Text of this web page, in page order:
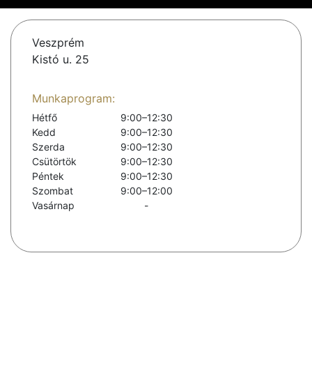
Veszprém
Kistó u. 25
Munkaprogram:
Hétfő
9:00–12:30
Kedd
9:00–12:30
Szerda
9:00–12:30
Csütörtök
9:00–12:30
Péntek
9:00–12:30
Szombat
9:00–12:00
Vasárnap
-